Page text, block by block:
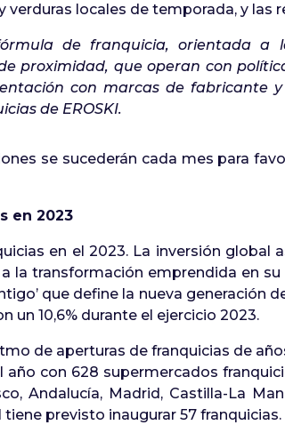
verduras locales de temporada, y las
de franquicia, orientada a
proximidad, que operan con
con marcas de fabricante
de EROSKI.
se sucederán cada mes para
en 2023
en el 2023. La inversión
la transformación emprendida en
que define la nueva generación
un 10,6% durante el ejercicio 2023.
de aperturas de franquicias de
año con 628 supermercados
Andalucía, Madrid, Castilla-La
tiene previsto inaugurar 57 franquicias.